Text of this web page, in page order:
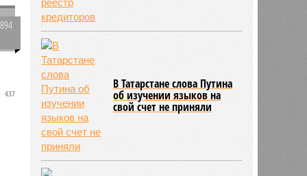
437
В Татарстане слова Путина
об изучении языков на
свой счет не приняли